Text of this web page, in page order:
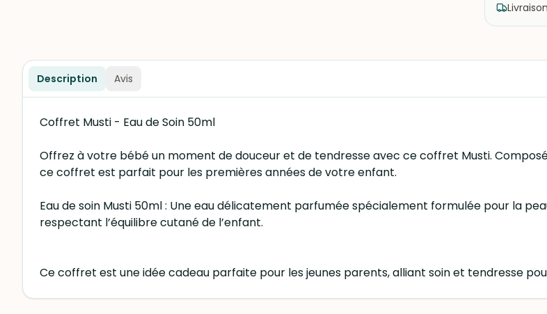
Description Avis
Coffret Musti - Eau de Soin 50ml
Offrez à votre bébé un moment de douceur et de tendresse avec ce coffret Musti.
ce coffret est parfait pour les premières années de votre enfant.
Eau de soin Musti 50ml : Une eau délicatement parfumée spécialement formulée pour la
respectant l’équilibre cutané de l’enfant.
Ce coffret est une idée cadeau parfaite pour les jeunes parents, alliant soin et tendresse